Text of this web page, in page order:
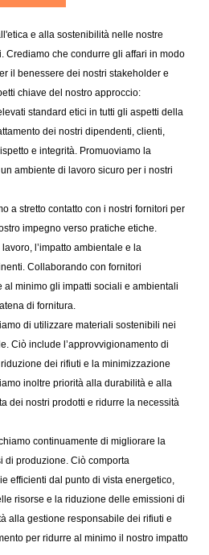
e alla sostenibilità nelle nostre
Crediamo che condurre gli affari in modo
il benessere dei nostri stakeholder e
chiave del nostro approccio:
standard etici in tutti gli aspetti della
dei nostri dipendenti, clienti,
e integrità. Promuoviamo la
ambiente di lavoro sicuro per i nostri
a stretto contatto con i nostri fornitori per
impegno verso pratiche etiche.
l’impatto ambientale e la
Collaborando con fornitori
minimo gli impatti sociali e ambientali
di fornitura.
di utilizzare materiali sostenibili nei
Ciò include l’approvvigionamento di
dei rifiuti e la minimizzazione
inoltre priorità alla durabilità e alla
dei nostri prodotti e ridurre la necessità
continuamente di migliorare la
di produzione. Ciò comporta
efficienti dal punto di vista energetico,
risorse e la riduzione delle emissioni di
alla gestione responsabile dei rifiuti e
per ridurre al minimo il nostro impatto